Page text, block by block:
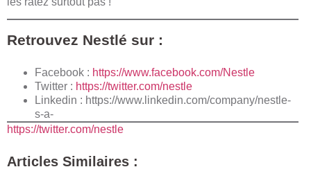
Retrouvez Nestlé sur :
Facebook : https://www.facebook.com/Nestle
Twitter : https://twitter.com/nestle
Linkedin : https://www.linkedin.com/company/nestle-
s-a-
https://twitter.com/nestle
Articles Similaires :